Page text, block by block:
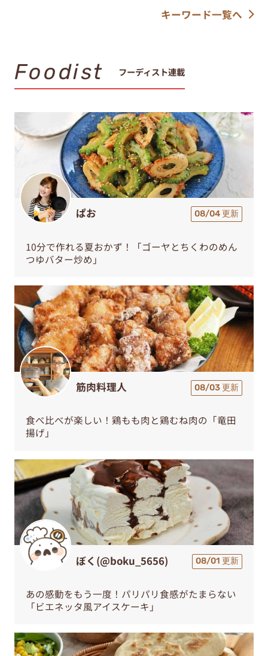
キーワード一覧へ
Foodist フーディスト連載
ぱお 08/04 更新
10分で作れる夏おかず！「ゴーヤとちくわのめん
つゆバター炒め」
筋肉料理人 08/03 更新
食べ比べが楽しい！鶏もも肉と鶏むね肉の「竜田
揚げ」
ぼく(@boku_5656) 08/01 更新
あの感動をもう一度！パリパリ食感がたまらない
「ビエネッタ風アイスケーキ」